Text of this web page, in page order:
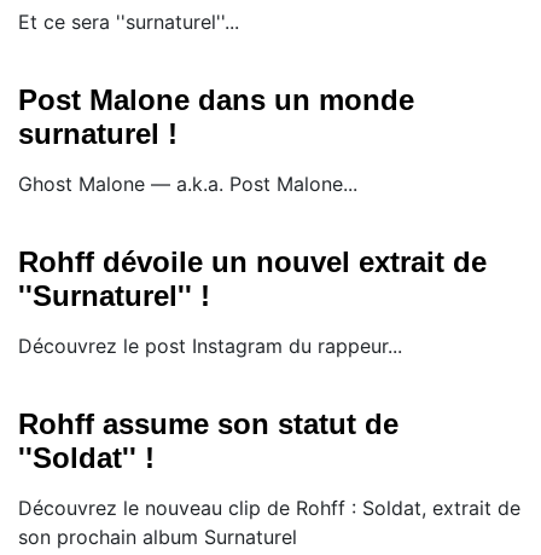
Et ce sera ''surnaturel''...
Post Malone dans un monde
surnaturel !
Ghost Malone — a.k.a. Post Malone...
Rohff dévoile un nouvel extrait de
''Surnaturel'' !
Découvrez le post Instagram du rappeur...
Rohff assume son statut de
''Soldat'' !
Découvrez le nouveau clip de Rohff : Soldat, extrait de
son prochain album Surnaturel